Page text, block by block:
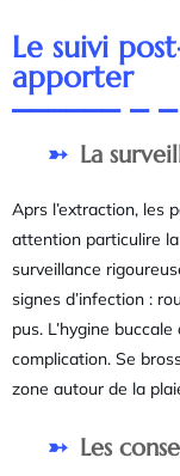
Le suivi
apporter
La
Aprs l’extraction, les
attention particulire
surveillance
signes d’infection :
pus. L’hygine
complication. Se
zone autour de la
Les